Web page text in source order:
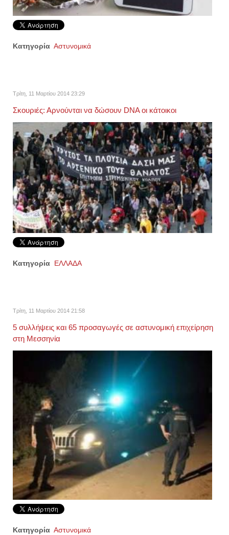
Κατηγορία Αστυνομικά
Τρίτη, 11 Μαρτίου 2014 23:29
Σκουριές: Αρνούνται να δώσουν DNA οι κάτοικοι
Κατηγορία ΕΛΛΑΔΑ
Τρίτη, 11 Μαρτίου 2014 21:58
5 συλλήψεις και 65 προσαγωγές σε αστυνομική επιχείρηση
στη Μεσσηνία
Κατηγορία Αστυνομικά